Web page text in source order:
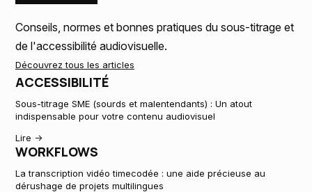
Conseils, normes et bonnes pratiques du sous-titrage et
de l'accessibilité audiovisuelle.
Découvrez tous les articles
ACCESSIBILITÉ
Sous-titrage SME (sourds et malentendants) : Un atout
indispensable pour votre contenu audiovisuel
Lire ->
WORKFLOWS
La transcription vidéo timecodée : une aide précieuse au
dérushage de projets multilingues